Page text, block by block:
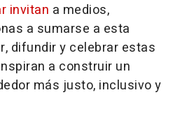
invitan a medios,
a sumarse a esta
difundir y celebrar estas
a construir un
más justo, inclusivo y